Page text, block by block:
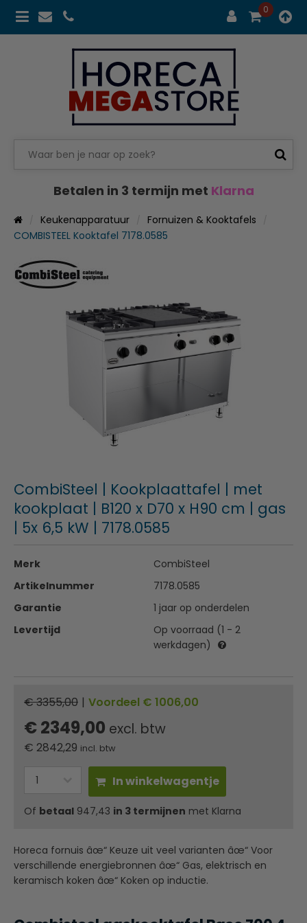
0
Betalen in 3 termijn met Klarna
Keukenapparatuur
Fornuizen & Kooktafels
COMBISTEEL Kooktafel 7178.0585
CombiSteel | Kookplaattafel | met
kookplaat | B120 x D70 x H90 cm | gas
| 5x 6,5 kW | 7178.0585
Merk
CombiSteel
Artikelnummer
7178.0585
Garantie
1 jaar op onderdelen
Levertijd
Op voorraad (1 - 2
werkdagen)
€ 3355,00 | Voordeel € 1006,00
€ 2349,00 excl. btw
€ 2842,29 incl. btw
In winkelwagentje
Of betaal 947,43 in 3 termijnen met Klarna
Horeca fornuis âœ“ Keuze uit veel varianten âœ“ Voor
verschillende energiebronnen âœ“ Gas, elektrisch en
keramisch koken âœ“ Koken op inductie.